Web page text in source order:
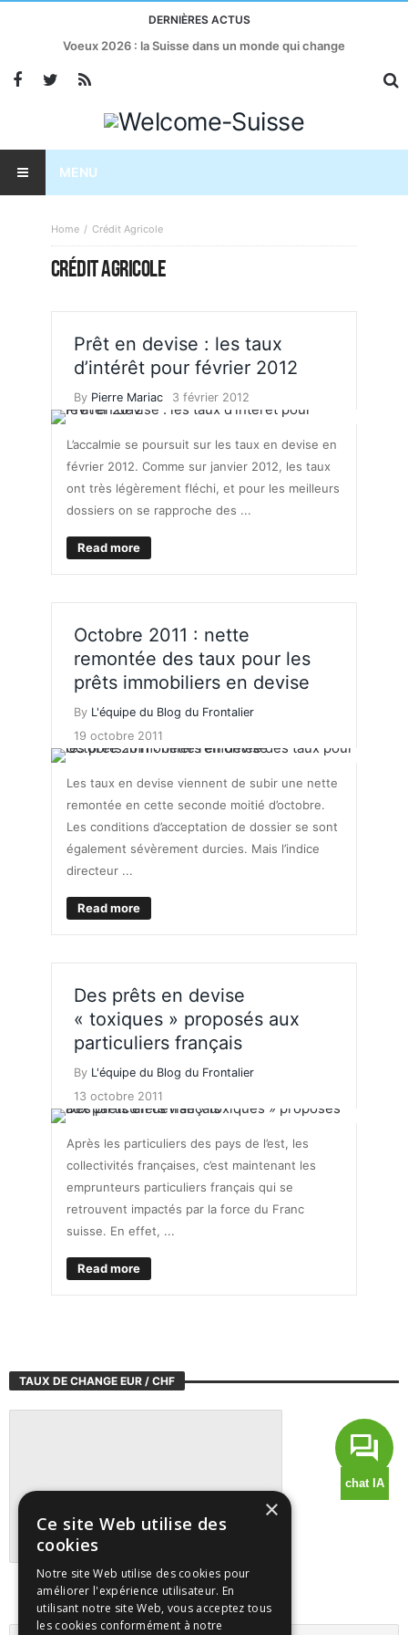
DERNIÈRES ACTUS
Voeux 2026 : la Suisse dans un monde qui change
MENU
Home Crédit Agricole
CRÉDIT AGRICOLE
Prêt en devise : les taux
d’intérêt pour février 2012
By Pierre Mariac 3 février 2012
L’accalmie se poursuit sur les taux en devise en
février 2012. Comme sur janvier 2012, les taux
ont très légèrement fléchi, et pour les meilleurs
dossiers on se rapproche des ...
Read more
Octobre 2011 : nette
remontée des taux pour les
prêts immobiliers en devise
By L'équipe du Blog du Frontalier
19 octobre 2011
Les taux en devise viennent de subir une nette
remontée en cette seconde moitié d’octobre.
Les conditions d’acceptation de dossier se sont
également sévèrement durcies. Mais l’indice
directeur ...
Read more
Des prêts en devise
« toxiques » proposés aux
particuliers français
By L'équipe du Blog du Frontalier
13 octobre 2011
Après les particuliers des pays de l’est, les
collectivités françaises, c’est maintenant les
emprunteurs particuliers français qui se
retrouvent impactés par la force du Franc
suisse. En effet, ...
Read more
TAUX DE CHANGE EUR / CHF
Suivre tous les marchés sur TradingView
×
Ce site Web utilise des
cookies
Notre site Web utilise des cookies pour
améliorer l'expérience utilisateur. En
utilisant notre site Web, vous acceptez tous
les cookies conformément à notre